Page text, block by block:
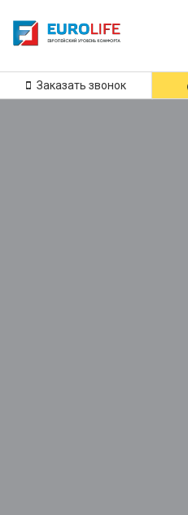
Заказать звонок
Почитай
подпишись